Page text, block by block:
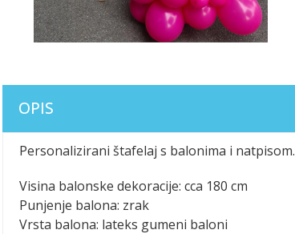
OPIS
Personalizirani štafelaj s balonima i natpisom.
Visina balonske dekoracije: cca 180 cm
Punjenje balona: zrak
Vrsta balona: lateks gumeni baloni